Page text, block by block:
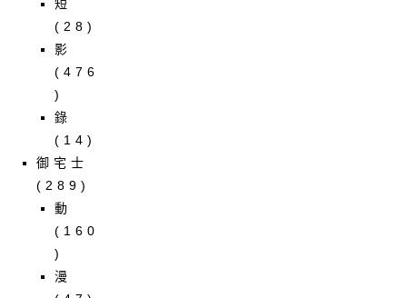
短
(28)
影
(476
)
錄
(14)
御宅士
(289)
動
(160
)
漫